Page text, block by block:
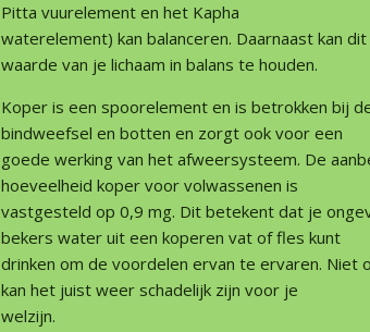
Pitta vuurelement en het Kapha
waterelement) kan balanceren. Daarnaast kan
waarde van je lichaam in balans te houden.
Koper is een spoorelement en is betrokken bij
bindweefsel en botten en zorgt ook voor een
goede werking van het afweersysteem. De
hoeveelheid koper voor volwassenen is
vastgesteld op 0,9 mg. Dit betekent dat je
bekers water uit een koperen vat of fles kunt
drinken om de voordelen ervan te ervaren. Niet
kan het juist weer schadelijk zijn voor je
welzijn.